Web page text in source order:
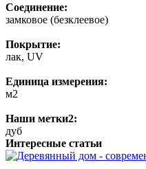
Соединение:
замковое (безклеевое)
Покрытие:
лак, UV
Единица измерения:
м2
Наши метки2:
дуб
Интересные статьи